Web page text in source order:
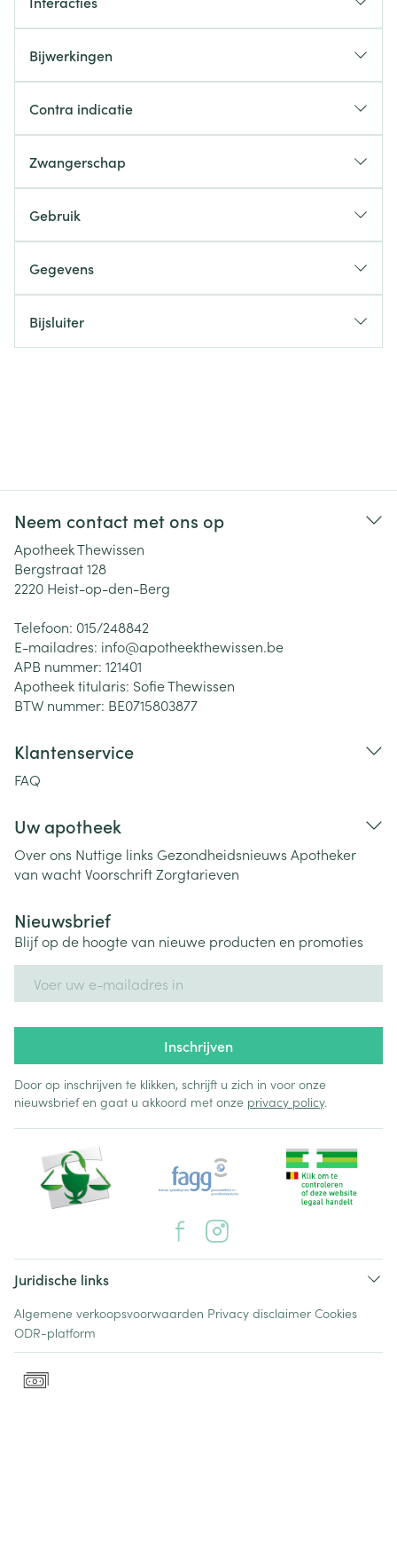
Bijwerkingen
Contra indicatie
Zwangerschap
Gebruik
Gegevens
Bijsluiter
Neem contact met ons op
Apotheek Thewissen
Bergstraat 128
2220 Heist-op-den-Berg
Telefoon: 015/248842
E-mailadres: info@apotheekthewissen.be
APB nummer: 121401
Apotheek titularis: Sofie Thewissen
BTW nummer: BE0715803877
Klantenservice
FAQ
Uw apotheek
Over ons Nuttige links Gezondheidsnieuws Apotheker
van wachtVoorschriftZorgtarieven
Nieuwsbrief
Blijf op de hoogte van nieuwe producten en promoties
Inschrijven
Door op inschrijven te klikken, schrijft u zich in voor onze
nieuwsbrief en gaat u akkoord met onze privacy policy.
Juridische links
Algemene verkoopsvoorwaarden Privacy disclaimer Cookies
ODR-platform